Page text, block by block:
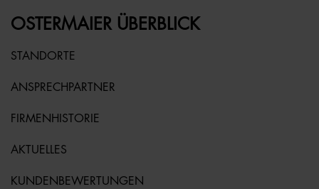
OSTERMAIER ÜBERBLICK
STANDORTE
ANSPRECHPARTNER
FIRMENHISTORIE
AKTUELLES
KUNDENBEWERTUNGEN